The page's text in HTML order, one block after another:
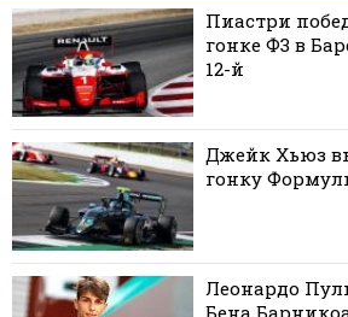
Пиастри
гонке Ф3 в
12-й
Джейк Хьюз
гонку
Леонардо
Бена